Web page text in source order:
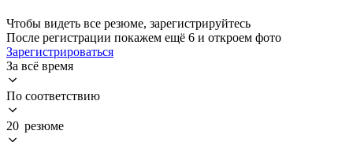
Чтобы видеть все резюме, зарегистрируйтесь
После регистрации покажем ещё 6 и откроем фото
Зарегистрироваться
За всё время
По соответствию
20 резюме